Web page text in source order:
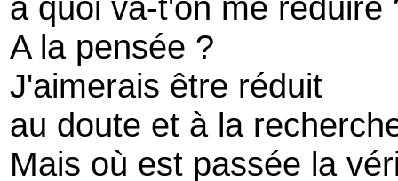
A la pensée ?
J'aimerais être réduit
au doute et à la
Mais où est passée la